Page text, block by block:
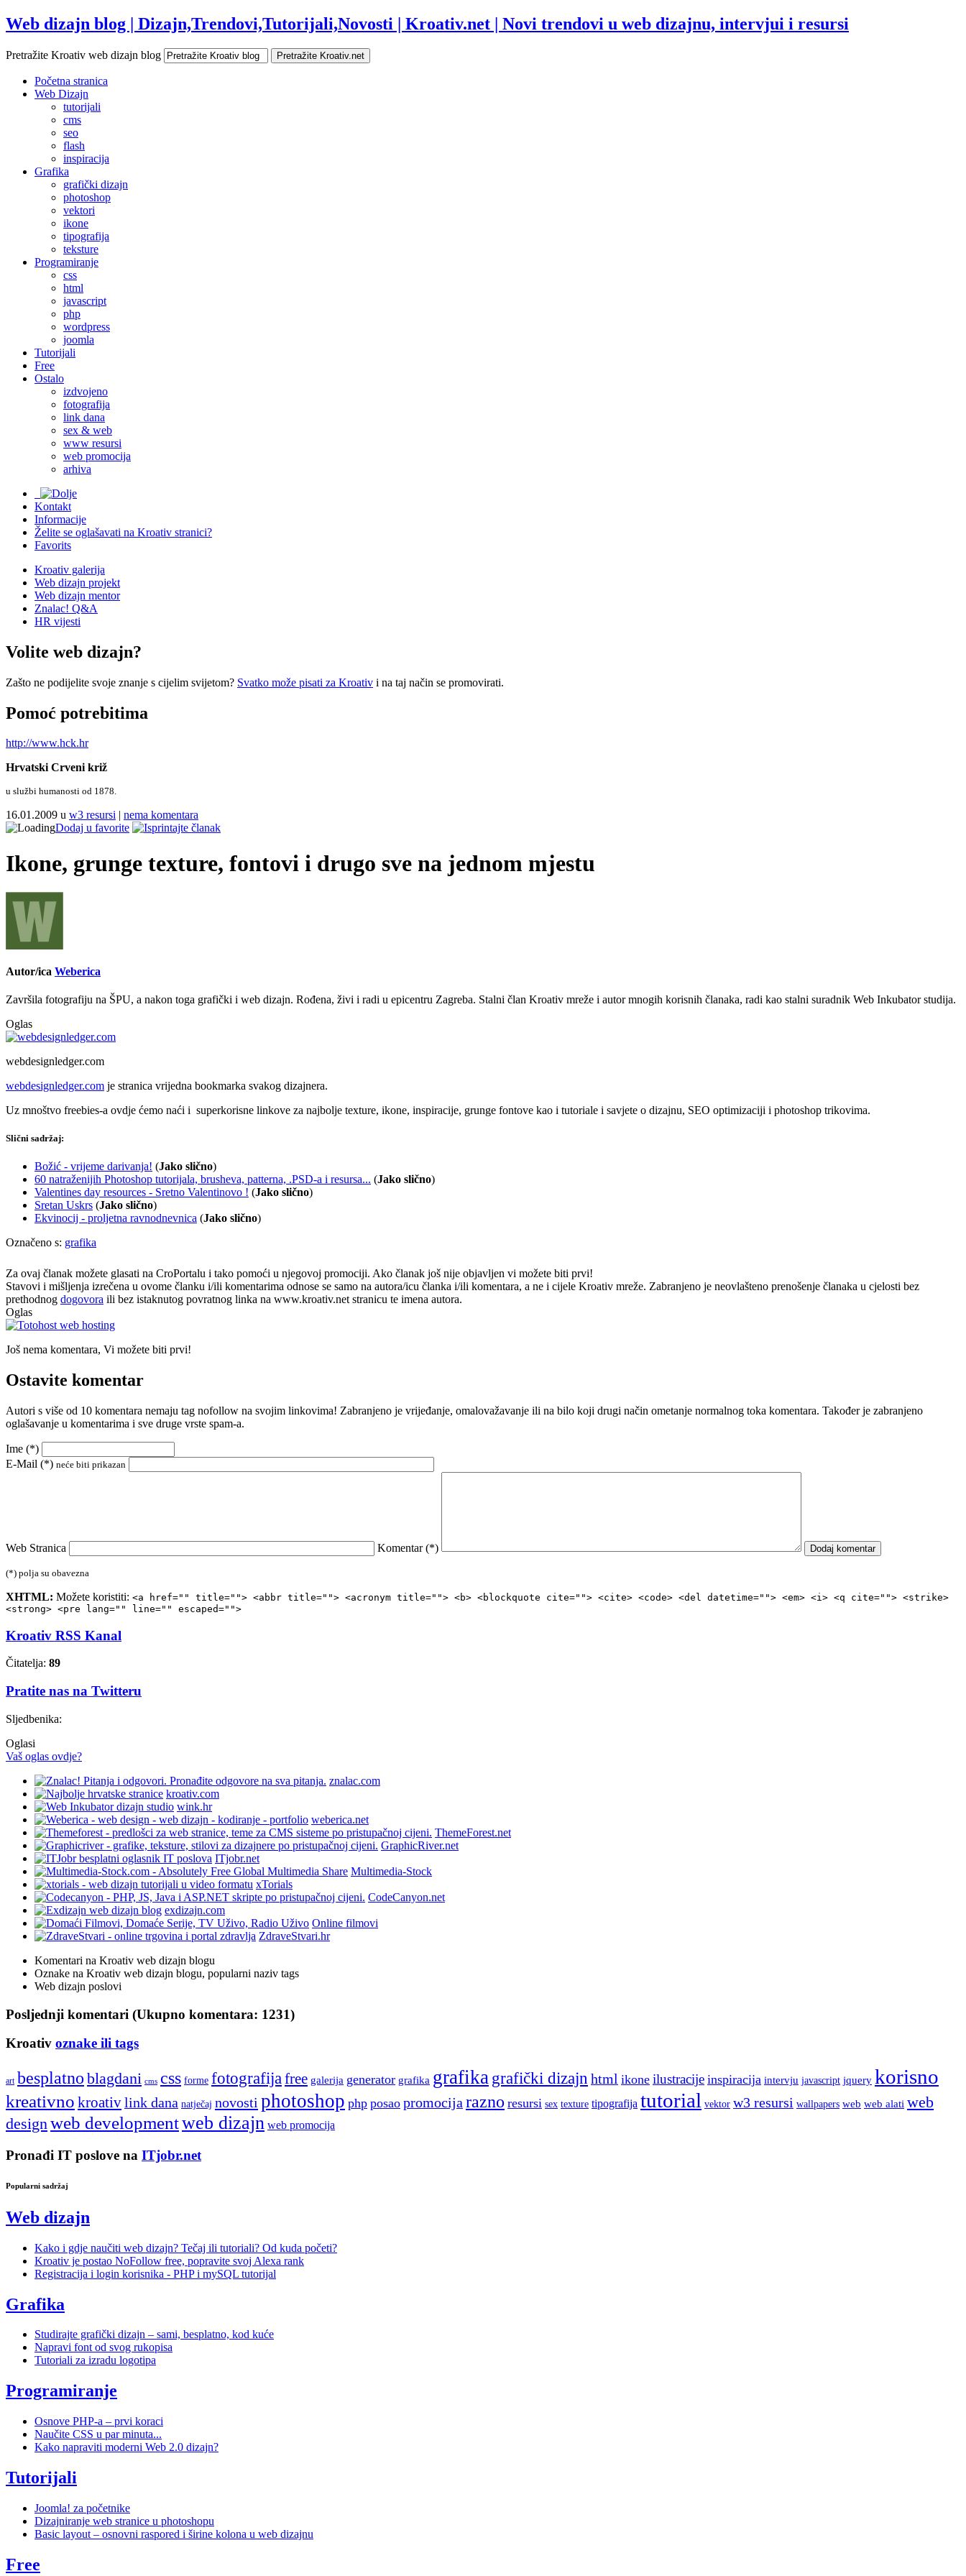
Web dizajn blog | Dizajn,Trendovi,Tutorijali,Novosti | Kroativ.net | Novi trendovi u web dizajnu, intervjui i resursi
Pretražite Kroativ web dizajn blog
Početna stranica
Web Dizajn
tutorijali
cms
seo
flash
inspiracija
Grafika
grafički dizajn
photoshop
vektori
ikone
tipografija
teksture
Programiranje
css
html
javascript
php
wordpress
joomla
Tutorijali
Free
Ostalo
izdvojeno
fotografija
link dana
sex & web
www resursi
web promocija
arhiva
Kontakt
Informacije
Želite se oglašavati na Kroativ stranici?
Favorits
Kroativ galerija
Web dizajn projekt
Web dizajn mentor
Znalac! Q&A
HR vijesti
Volite web dizajn?
Zašto ne podijelite svoje znanje s cijelim svijetom? Svatko može pisati za Kroativ i na taj način se promovirati.
Pomoć potrebitima
http://www.hck.hr
Hrvatski Crveni križ
u službi humanosti od 1878.
16.01.2009 u w3 resursi | nema komentara
Dodaj u favorite
Ikone, grunge texture, fontovi i drugo sve na jednom mjestu
Autor/ica Weberica
Završila fotografiju na ŠPU, a nakon toga grafički i web dizajn. Rođena, živi i radi u epicentru Zagreba. Stalni član Kroativ mreže i autor mnogih korisnih članaka, radi kao stalni suradnik Web Inkubator studija.
Oglas
webdesignledger.com
webdesignledger.com je stranica vrijedna bookmarka svakog dizajnera.
Uz mnoštvo freebies-a ovdje ćemo naći i superkorisne linkove za najbolje texture, ikone, inspiracije, grunge fontove kao i tutoriale i savjete o dizajnu, SEO optimizaciji i photoshop trikovima.
Slični sadržaj:
Božić - vrijeme darivanja! (Jako slično)
60 natraženijih Photoshop tutorijala, brusheva, patterna, .PSD-a i resursa... (Jako slično)
Valentines day resources - Sretno Valentinovo ! (Jako slično)
Sretan Uskrs (Jako slično)
Ekvinocij - proljetna ravnodnevnica (Jako slično)
Označeno s: grafika
Za ovaj članak možete glasati na CroPortalu i tako pomoći u njegovoj promociji. Ako članak još nije objavljen vi možete biti prvi!
Stavovi i mišljenja izrečena u ovome članku i/ili komentarima odnose se samo na autora/icu članka i/ili komentara, a ne i cijele Kroativ mreže. Zabranjeno je neovlašteno prenošenje članaka u cjelosti bez
prethodnog dogovora ili bez istaknutog povratnog linka na www.kroativ.net stranicu te imena autora.
Oglas
Još nema komentara, Vi možete biti prvi!
Ostavite komentar
Autori s više od 10 komentara nemaju tag nofollow na svojim linkovima! Zabranjeno je vrijeđanje, omalovažavanje ili na bilo koji drugi način ometanje normalnog toka komentara. Također je zabranjeno
oglašavanje u komentarima i sve druge vrste spam-a.
Ime (*)
E-Mail (*) neće biti prikazan
Web Stranica Komentar (*)
(*) polja su obavezna
XHTML: Možete koristiti: <a href="" title=""> <abbr title=""> <acronym title=""> <b> <blockquote cite=""> <cite> <code> <del datetime=""> <em> <i> <q cite=""> <strike>
<strong> <pre lang="" line="" escaped="">
Kroativ RSS Kanal
Čitatelja: 89
Pratite nas na Twitteru
Sljedbenika:
Oglasi
Vaš oglas ovdje?
znalac.com
kroativ.com
wink.hr
weberica.net
ThemeForest.net
GraphicRiver.net
ITjobr.net
Multimedia-Stock
xTorials
CodeCanyon.net
exdizajn.com
Online filmovi
ZdraveStvari.hr
Komentari na Kroativ web dizajn blogu
Oznake na Kroativ web dizajn blogu, popularni naziv tags
Web dizajn poslovi
Posljednji komentari (Ukupno komentara: 1231)
Kroativ oznake ili tags
art besplatno blagdani cms css forme fotografija free galerija generator grafika grafika grafički dizajn html ikone ilustracije inspiracija intervju javascript jquery korisno
kreativno kroativlink dana natječaj novosti photoshop php posao promocija razno resursi sex texture tipografija tutorial vektor w3 resursi wallpapers web web alati web
designweb developmentweb dizajn web promocija
Pronađi IT poslove na ITjobr.net
Popularni sadržaj
Web dizajn
Kako i gdje naučiti web dizajn? Tečaj ili tutoriali? Od kuda početi?
Kroativ je postao NoFollow free, popravite svoj Alexa rank
Registracija i login korisnika - PHP i mySQL tutorijal
Grafika
Studirajte grafički dizajn – sami, besplatno, kod kuće
Napravi font od svog rukopisa
Tutoriali za izradu logotipa
Programiranje
Osnove PHP-a – prvi koraci
Naučite CSS u par minuta...
Kako napraviti moderni Web 2.0 dizajn?
Tutorijali
Joomla! za početnike
Dizajniranje web stranice u photoshopu
Basic layout – osnovni raspored i širine kolona u web dizajnu
Free